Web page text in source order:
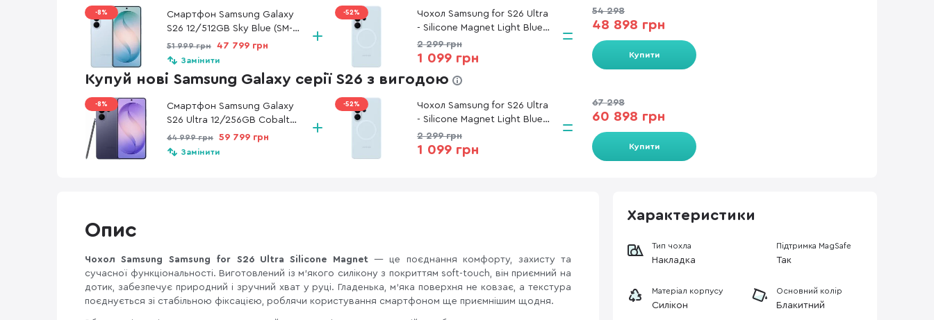
-8%
Смартфон Samsung Galaxy
S26 12/512GB Sky Blue (SM-
S942BLBHEUC)
51 999 грн 47 799 грн
Замінити
-52%
Чохол Samsung for S26 Ultra
- Silicone Magnet Light Blue
(EF-ES948CLEGWW)
2 299 грн
1 099 грн
54 298
48 898 грн
Купити
Купуй нові Samsung Galaxy серії S26 з вигодою
-8%
Смартфон Samsung Galaxy
S26 Ultra 12/256GB Cobalt
Violet (SM-S948BZVDEUC)
64 999 грн 59 799 грн
Замінити
-52%
Чохол Samsung for S26 Ultra
- Silicone Magnet Light Blue
(EF-ES948CLEGWW)
2 299 грн
1 099 грн
67 298
60 898 грн
Купити
Опис
Чохол Samsung Samsung for S26 Ultra Silicone Magnet— це поєднання комфорту, захисту та
сучасної функціональності. Виготовлений із м'якого силікону з покриттям soft-touch, він приємний на
дотик, забезпечує природний і зручний хват у руці. Гладенька, м'яка поверхня не ковзає, а текстура
поєднується зі стабільною фіксацією, роблячи користування смартфоном ще приємнішим щодня.
Характеристики
Тип чохла
Накладка
Підтримка MagSafe
Так
Матеріал корпусу
Силікон
Основний колір
Блакитний